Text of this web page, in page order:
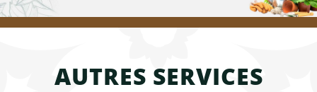
AUTRES SERVICES